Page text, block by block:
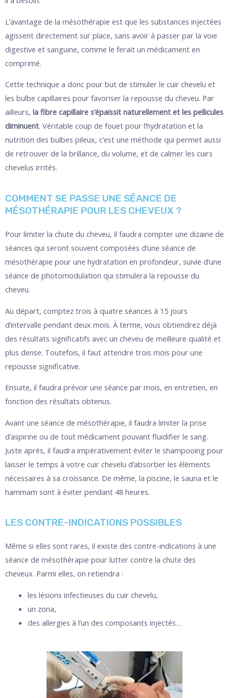
L’avantage de la mésothérapie est que les substances injectées
agissent directement sur place, sans avoir à passer par la voie
digestive et sanguine, comme le ferait un médicament en
comprimé.
Cette technique a donc pour but de stimuler le cuir chevelu et
les bulbe capillaires pour favoriser la repousse du cheveu. Par
ailleurs, la fibre capillaire s’épaissit naturellement et les pellicules
diminuent. Véritable coup de fouet pour l’hydratation et la
nutrition des bulbes pileux, c’est une méthode qui permet aussi
de retrouver de la brillance, du volume, et de calmer les cuirs
chevelus irrités.
COMMENT SE PASSE UNE SÉANCE DE
MÉSOTHÉRAPIE POUR LES CHEVEUX ?
Pour limiter la chute du cheveu, il faudra compter une dizaine de
séances qui seront souvent composées d’une séance de
mésothérapie pour une hydratation en profondeur, suivie d’une
séance de photomodulation qui stimulera la repousse du
cheveu.
Au départ, comptez trois à quatre séances à 15 jours
d’intervalle pendant deux mois. À terme, vous obtiendrez déjà
des résultats significatifs avec un cheveu de meilleure qualité et
plus dense. Toutefois, il faut attendre trois mois pour une
repousse significative.
Ensuite, il faudra prévoir une séance par mois, en entretien, en
fonction des résultats obtenus.
Avant une séance de mésothérapie, il faudra limiter la prise
d’aspirine ou de tout médicament pouvant fluidifier le sang.
Juste après, il faudra impérativement éviter le shampooing pour
laisser le temps à votre cuir chevelu d’absorber les éléments
nécessaires à sa croissance. De même, la piscine, le sauna et le
hammam sont à éviter pendant 48 heures.
LES CONTRE-INDICATIONS POSSIBLES
Même si elles sont rares, il existe des contre-indications à une
séance de mésothérapie pour lutter contre la chute des
cheveux. Parmi elles, on retiendra :
les lésions infectieuses du cuir chevelu,
un zona,
des allergies à l’un des composants injectés…